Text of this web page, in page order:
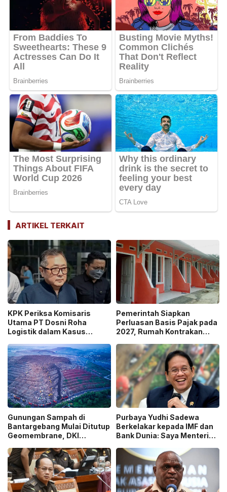
ARTIKEL TERKAIT
KPK Periksa Komisaris
Utama PT Dosni Roha
Logistik dalam Kasus
Pengangkutan Bansos!
Pemerintah Siapkan
Perluasan Basis Pajak pada
2027, Rumah Kontrakan
Pengawasan!
Gunungan Sampah di
Bantargebang Mulai Ditutup
Geomembrane, DKI
Sistem Open Dumping!
Purbaya Yudhi Sadewa
Berkelakar kepada IMF dan
Bank Dunia: Saya Menteri
Beruntung di Dunia!